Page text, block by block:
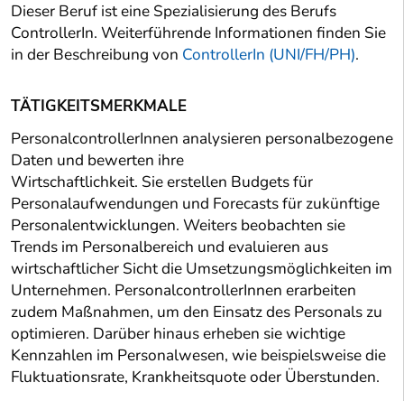
Dieser Beruf ist eine Spezialisierung des Berufs
ControllerIn. Weiterführende Informationen finden Sie
in der Beschreibung von ControllerIn (UNI/FH/PH).
TÄTIGKEITSMERKMALE
PersonalcontrollerInnen analysieren personalbezogene
Daten und bewerten ihre
Wirtschaftlichkeit. Sie erstellen Budgets für
Personalaufwendungen und Forecasts für zukünftige
Personalentwicklungen. Weiters beobachten sie
Trends im Personalbereich und evaluieren aus
wirtschaftlicher Sicht die Umsetzungsmöglichkeiten im
Unternehmen. PersonalcontrollerInnen erarbeiten
zudem Maßnahmen, um den Einsatz des Personals zu
optimieren. Darüber hinaus erheben sie wichtige
Kennzahlen im Personalwesen, wie beispielsweise die
Fluktuationsrate, Krankheitsquote oder Überstunden.